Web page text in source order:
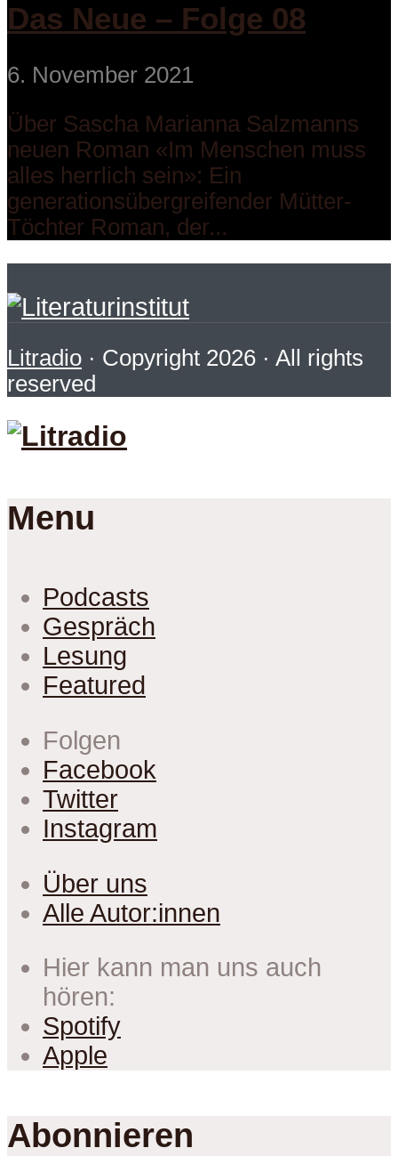
Das Neue – Folge 08
6. November 2021
Über Sascha Marianna Salzmanns
neuen Roman «Im Menschen muss
alles herrlich sein»: Ein
generationsübergreifender Mütter-
Töchter Roman, der...
Litradio · Copyright 2026 · All rights
reserved
Menu
Podcasts
Gespräch
Lesung
Featured
Folgen
Facebook
Twitter
Instagram
Über uns
Alle Autor:innen
Hier kann man uns auch
hören:
Spotify
Apple
Abonnieren